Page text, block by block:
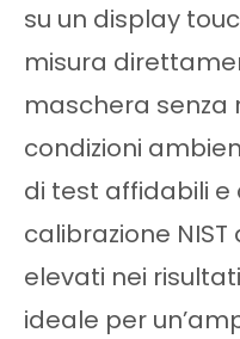
su un display
misura
maschera senza
condizioni
di test affidabili e
calibrazione
elevati nei
ideale per